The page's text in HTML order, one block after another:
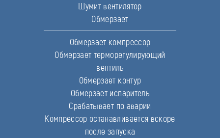
Шумит вентилятор
Обмерзает
Обмерзает компрессор
Обмерзает терморегулирующий
вентиль
Обмерзает контур
Обмерзает испаритель
Срабатывает по аварии
Компрессор останавливается вскоре
после запуска